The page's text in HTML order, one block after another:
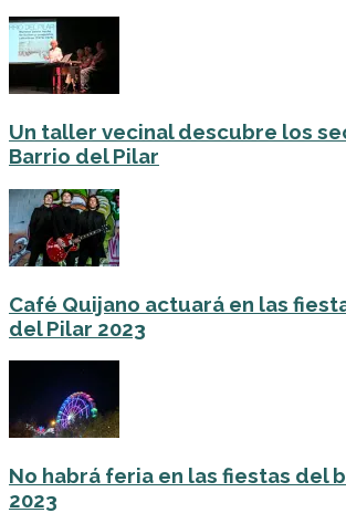
Un taller vecinal descubre los
Barrio del Pilar
Café Quijano actuará en las
del Pilar 2023
No habrá feria en las fiestas del
2023